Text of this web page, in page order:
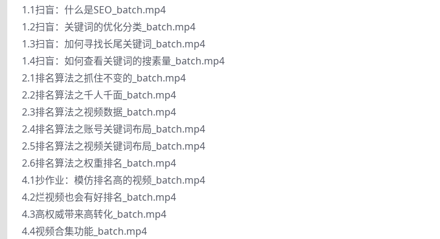
1.1扫盲：什么是SEO_batch.mp4
1.2扫盲：关键词的优化分类_batch.mp4
1.3扫盲：加何寻找长尾关键词_batch.mp4
1.4扫盲：如何查看关键词的搜素量_batch.mp4
2.1排名算法之抓住不变的_batch.mp4
2.2排名算法之千人千面_batch.mp4
2.3排名算法之视频数据_batch.mp4
2.4排名算法之账号关键词布局_batch.mp4
2.5排名算法之视频关键词布局_batch.mp4
2.6排名算法之权重排名_batch.mp4
4.1抄作业：模仿排名高的视频_batch.mp4
4.2烂视频也会有好排名_batch.mp4
4.3高权威带来高转化_batch.mp4
4.4视频合集功能_batch.mp4